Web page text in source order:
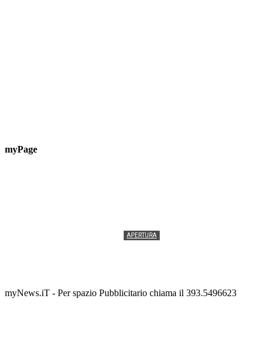
myPage
APERTURA
myNews.iT - Per spazio Pubblicitario chiama il 393.5496623